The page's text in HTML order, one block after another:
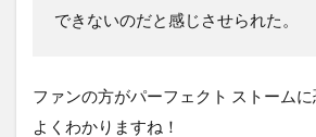
できないのだと感じさせられた。
ファンの方がパーフェクト ストーム
よくわかりますね！